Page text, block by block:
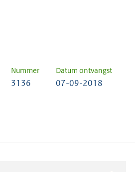
Nummer Datum ontvangst
3136 07-09-2018